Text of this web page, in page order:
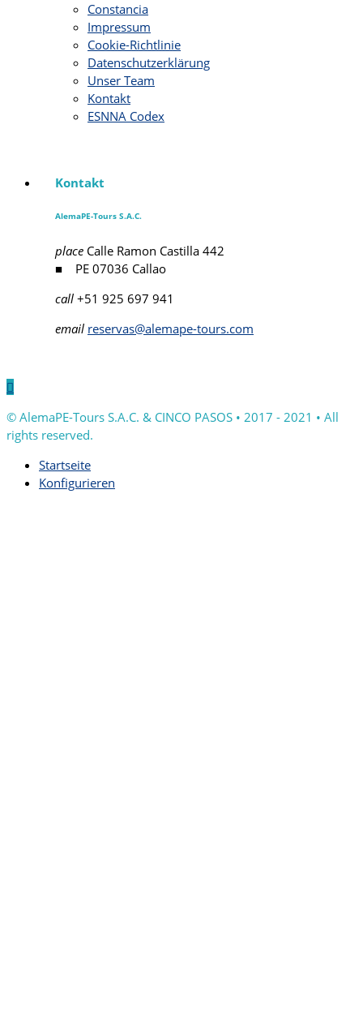
Constancia
Impressum
Cookie-Richtlinie
Datenschutzerklärung
Unser Team
Kontakt
ESNNA Codex
Kontakt
AlemaPE-Tours S.A.C.
place Calle Ramon Castilla 442
■ PE 07036 Callao
call +51 925 697 941
email reservas@alemape-tours.com

© AlemaPE-Tours S.A.C. & CINCO PASOS • 2017 - 2021 • All
rights reserved.
Startseite
Konfigurieren